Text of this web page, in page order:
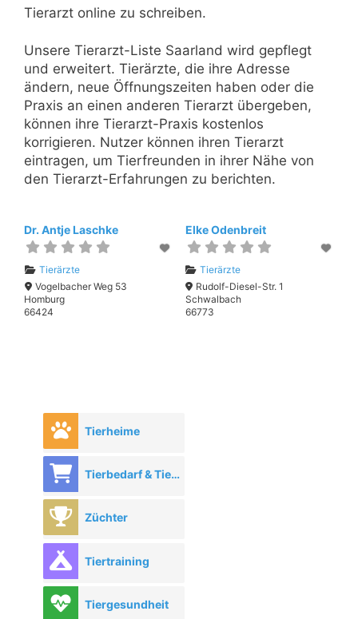
Tierarzt online zu schreiben.
Unsere Tierarzt-Liste Saarland wird gepflegt
und erweitert. Tierärzte, die ihre Adresse
ändern, neue Öffnungszeiten haben oder die
Praxis an einen anderen Tierarzt übergeben,
können ihre Tierarzt-Praxis kostenlos
korrigieren. Nutzer können ihren Tierarzt
eintragen, um Tierfreunden in ihrer Nähe von
den Tierarzt-Erfahrungen zu berichten.
Dr. Antje Laschke
Tierärzte
Vogelbacher Weg 53
Homburg
66424
Elke Odenbreit
Tierärzte
Rudolf-Diesel-Str. 1
Schwalbach
66773
Tierheime
Tierbedarf & Tierhandel
Züchter
Tiertraining
Tiergesundheit